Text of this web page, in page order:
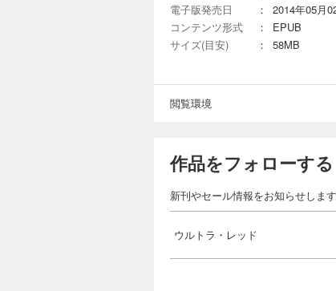
電子版発売日
：
2014年05月
コンテンツ形式
：
EPUB
サイズ(目安)
： 58MB
閲覧環境
作品をフォローする
新刊やセール情報をお知らせします
ウルトラ・レッド